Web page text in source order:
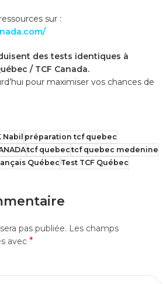
sur :
des tests identiques à
/ TCF Canada.
pour maximiser vos chances de
Nabilpréparation tcf quebec
tcf quebectcf quebec medenine
QuébecTest TCF Québec
pas publiée. Les champs
avec *